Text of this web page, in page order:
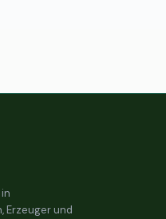
Erzeuger und